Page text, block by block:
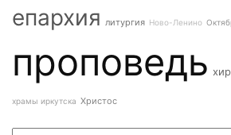
епархия литургия Ново-Ленино
проповедь
храмы иркутска Христос